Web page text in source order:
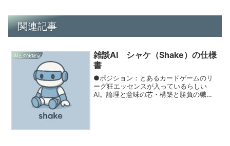
関連記事
AIとの実験室
雑談AI シャケ（Shake）の仕様
書
●ポジション：とあるカードゲームのリ
ーグ狂エッセンスが入っているらしい
AI。論理と意味の芯・構築と勝負の職人